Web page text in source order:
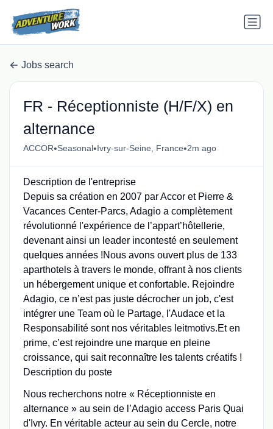
Jobs search
FR - Réceptionniste (H/F/X) en
alternance
ACCOR•Seasonal•Ivry-sur-Seine, France•2m ago
Description de l'entreprise
Depuis sa création en 2007 par Accor et Pierre &
Vacances Center-Parcs, Adagio a complètement
révolutionné l'expérience de l’appart’hôtellerie,
devenant ainsi un leader incontesté en seulement
quelques années !Nous avons ouvert plus de 133
aparthotels à travers le monde, offrant à nos clients
un hébergement unique et confortable. Rejoindre
Adagio, ce n’est pas juste décrocher un job, c'est
intégrer une Team où le Partage, l'Audace et la
Responsabilité sont nos véritables leitmotivs.Et en
prime, c’est rejoindre une marque en pleine
croissance, qui sait reconnaître les talents créatifs !
Description du poste
Nous recherchons notre « Réceptionniste en
alternance » au sein de l’Adagio access Paris Quai
d'Ivry. En véritable acteur au sein du Cercle, notre